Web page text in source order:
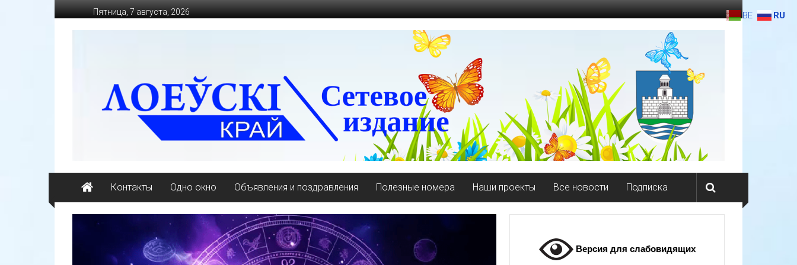
к
содержимому
Пятница, 7 августа, 2026
массово-
политическая
Контакты Одно окно Объявления и поздравления Полезные номера Наши проекты Все новости Подписка
Версия для слабовидящих
BE RU